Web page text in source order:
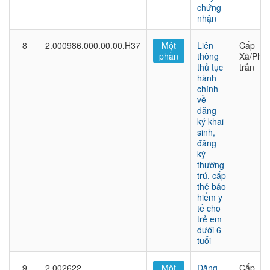
chứng
nhận
8 2.000986.000.00.00.H37
Một
phần
Liên
thông
thủ tục
hành
chính
về
đăng
ký khai
sinh,
đăng
ký
thường
trú, cấp
thẻ bảo
hiểm y
tế cho
trẻ em
dưới 6
tuổi
Cấp
Xã/
trấn
9 2.002622 Một Đăng Cấp